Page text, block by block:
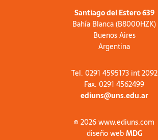
Santiago del Estero 639
Bahía Blanca (B8000HZK)
Buenos Aires
Argentina
Tel. 0291 4595173 int 2092
Fax. 0291 4562499
ediuns@uns.edu.ar
© 2026 www.ediuns.com
diseño webMDG